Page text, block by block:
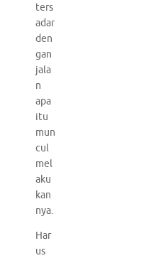
ters
adar
den
gan
jala
n
apa
itu
mun
cul
mel
aku
kan
nya.
Har
us